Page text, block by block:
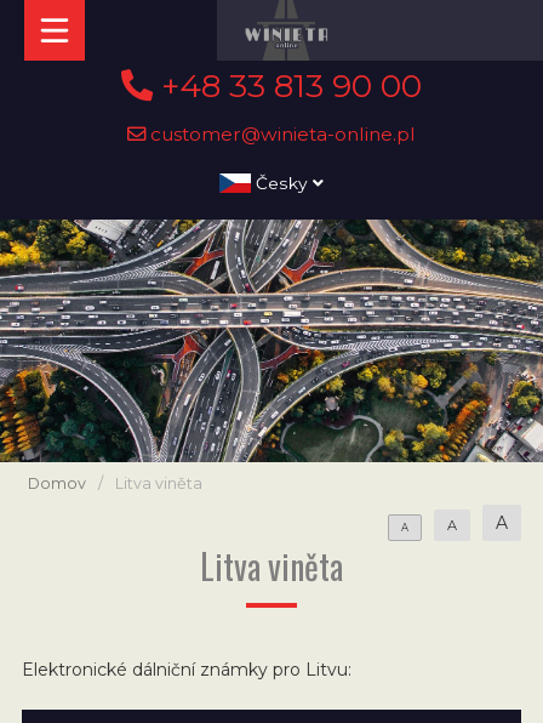
+48 33 813 90 00
customer@winieta-online.pl
Česky
Domov / Litva viněta
A A A
Litva viněta
Elektronické dálniční známky pro Litvu: